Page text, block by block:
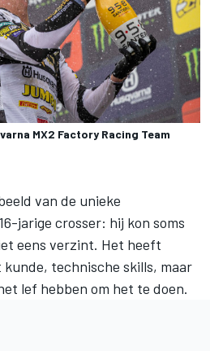
MX2 Factory Racing Team
van de unieke
jarige crosser: hij kon soms
eens verzint. Het heeft
technische skills, maar
lef hebben om het te doen.